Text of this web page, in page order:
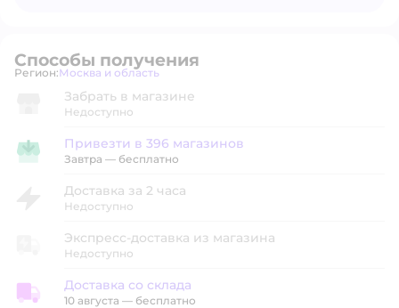
Способы получения
Регион: Выбор адреса доставки.
Москва и область
Забрать в магазине
Недоступно
Привезти в магазин
Привезти в 396 магазинов
Завтра — бесплатно
Доставка за 2 часа
Недоступно
Экспресс-доставка из магазина
Недоступно
Доставка со склада
Доставка со склада
10 августа — бесплатно